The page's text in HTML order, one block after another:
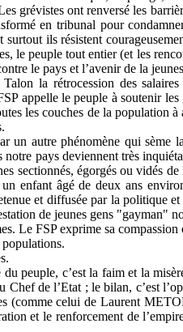
grévistes ont renversé les
en tribunal pour
ils résistent
le peuple tout entier (et les
le pays et l’avenir de la
la rétrocession des
appelle le peuple à soutenir
les couches de la population
autre phénomène qui sème
pays deviennent très
sectionnés, égorgés ou vidés
enfant âgé de deux ans
et diffusée par la politique
de jeunes gens "gayman"
Le FSP exprime sa
peuple, c’est la faim et la
de l’Etat ; le bilan, c’est
(comme celui de Laurent
et le renforcement de